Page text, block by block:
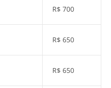
R$ 700
R$ 650
R$ 650